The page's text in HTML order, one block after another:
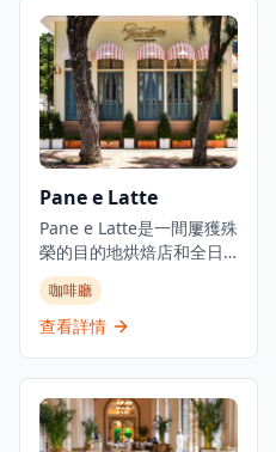
的清涼抹茶冰淇淋、秋天
的栗子甜點，還是冬天的
熱湯，每一口都讓人感受
到濃厚的季節氛圍。此
外，咖啡屋內部裝潢以簡
約的日式風格為主，搭配
柔和的燈光和舒適的座
的環境。店內還定期舉辦
茶道和和菓子製作的工作
坊，讓顾客能夠親身體驗
日本的傳統文化與藝術。
和光咖啡屋不僅是一個品
味美食的地方，更是一個
Pane e Latte
Pane e Latte是一間屢獲殊
榮的目的地烘焙店和全日
餐廳，位於赤柱海岸。這
間由Pirata Group經營的
優雅意式咖啡廳，設計感
末人潮。從日出到日落，
他們提供坐下式早餐、午
餐和晚餐，專門提供新鮮
咖啡廳
查看詳情